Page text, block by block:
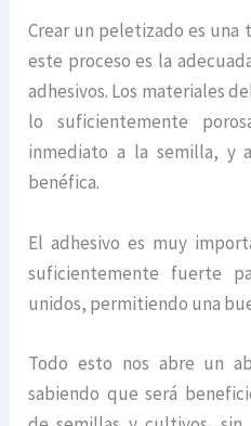
Crear un peletizado es una
este proceso es la
adhesivos. Los materiales
lo suficientemente
inmediato a la semilla, y
benéfica.
El adhesivo es muy
suficientemente fuerte
unidos, permitiendo una
Todo esto nos abre un
sabiendo que será